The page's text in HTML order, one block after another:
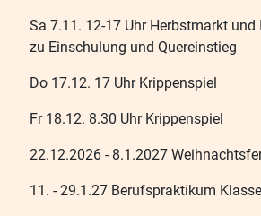
Sa 7.11. 12-17 Uhr Herbstmarkt
zu Einschulung und Quereinstieg
Do 17.12. 17 Uhr Krippenspiel
Fr 18.12. 8.30 Uhr Krippenspiel
22.12.2026 - 8.1.2027
11. - 29.1.27 Berufspraktikum